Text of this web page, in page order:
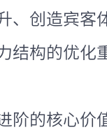
、创造宾客
结构的优化
阶的核心价